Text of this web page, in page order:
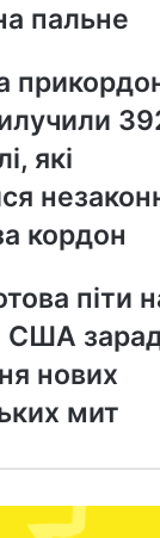
пальне
які
кордон
піти
США
нових
мит